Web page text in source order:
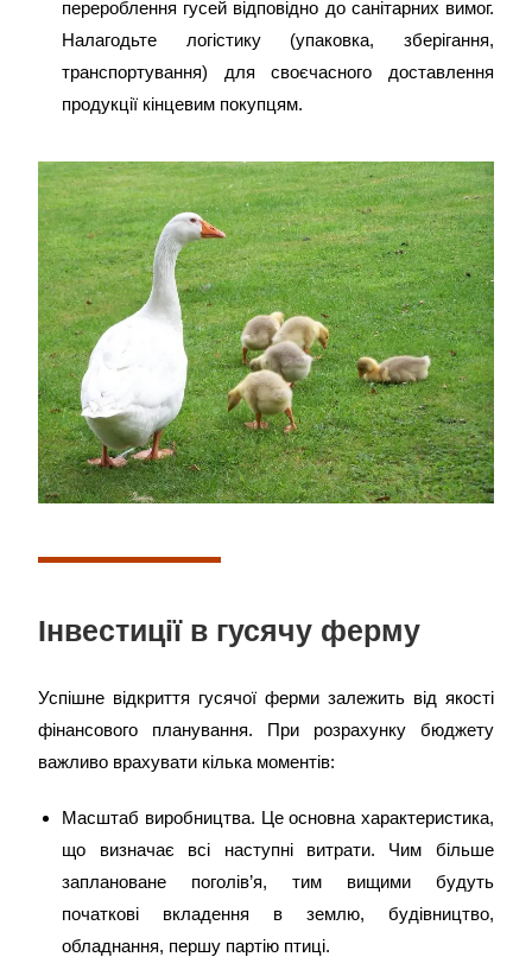
перероблення гусей відповідно до санітарних вимог.
Налагодьте логістику (упаковка, зберігання,
транспортування) для своєчасного доставлення
продукції кінцевим покупцям.
Інвестиції в гусячу ферму
Успішне відкриття гусячої ферми залежить від якості
фінансового планування. При розрахунку бюджету
важливо врахувати кілька моментів:
Масштаб виробництва. Це основна характеристика,
що визначає всі наступні витрати. Чим більше
заплановане поголів’я, тим вищими будуть
початкові вкладення в землю, будівництво,
обладнання, першу партію птиці.